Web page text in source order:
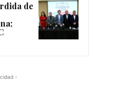
de
-